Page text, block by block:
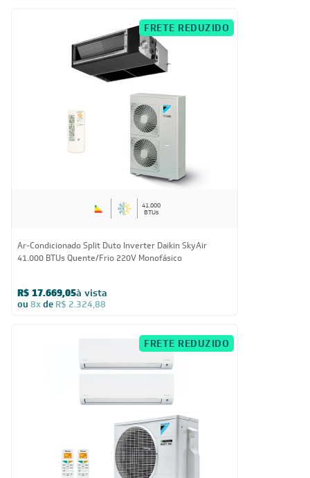
FRETE REDUZIDO
41.000
BTUs
Ar-Condicionado Split Duto Inverter Daikin SkyAir
41.000 BTUs Quente/Frio 220V Monofásico
R$ 17.669,05à vista
ou 8xde R$ 2.324,88
FRETE REDUZIDO